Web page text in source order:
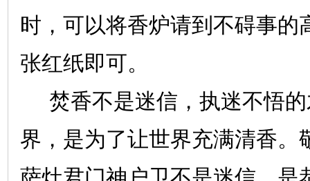
时，可以将香炉请到不碍事的
张红纸即可。
焚香不是迷信，执迷不悟
界，是为了让世界充满清香。